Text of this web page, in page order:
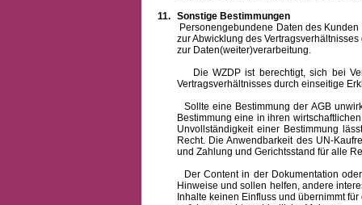
11. Sonstige Bestimmungen
Personengebundene Daten des Kunden
zur Abwicklung des
zur Daten(weiter)verarbeitung.
Die WZDP ist berechtigt, sich bei
Vertragsverhältnisses durch einseitige
Sollte eine Bestimmung der AGB
Bestimmung eine in ihren
Unvollständigkeit einer Bestimmung
Recht. Die Anwendbarkeit des UN-
und Zahlung und Gerichtsstand für alle
Der Content in der Dokumentation oder
Hinweise und sollen helfen, andere
Inhalte keinen Einfluss und übernimmt